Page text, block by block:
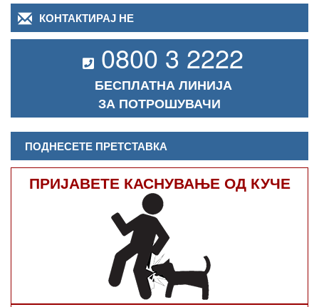
КОНТАКТИРАЈ НЕ
0800 3 2222
БЕСПЛАТНА ЛИНИЈА
ЗА ПОТРОШУВАЧИ
ПОДНЕСЕТЕ ПРЕТСТАВКА
ПРИЈАВЕТЕ КАСНУВАЊЕ ОД КУЧЕ